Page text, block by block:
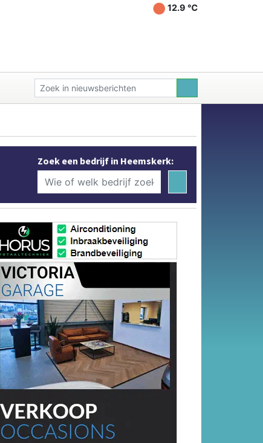
12.9 ℃
Zoek een bedrijf in Heemskerk: